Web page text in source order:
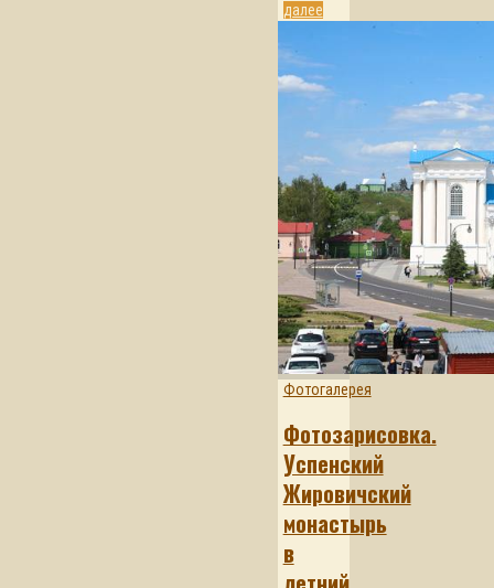
далее
Фотогалерея
Фотозарисовка.
Успенский
Жировичский
монастырь
в